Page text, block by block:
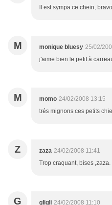
Il est sympa ce chein,
M monique bluesy 25/02/
j'aime bien le petit à
M momo 24/02/2008 13:15
trés mignons ces petits
Z zaza 24/02/2008 11:41
Trop craquant, bises ,zaza.
G gligli 24/02/2008 11:10